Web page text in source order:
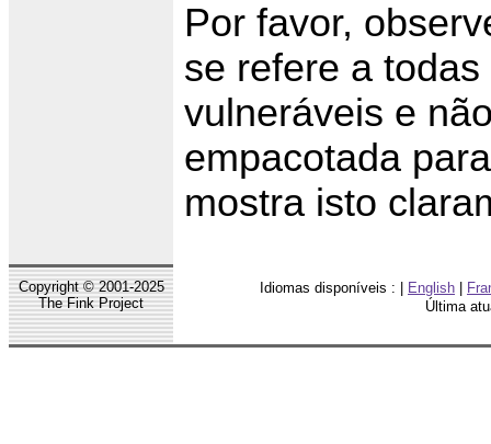
Por favor,
se refere a
vulneráveis e
empacotada
mostra isto
Copyright © 2001-2025
The Fink Project
Idiomas disponíveis : | English
Última